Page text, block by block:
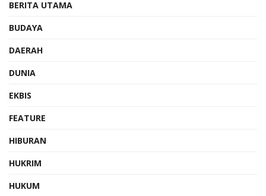
BERITA UTAMA
BUDAYA
DAERAH
DUNIA
EKBIS
FEATURE
HIBURAN
HUKRIM
HUKUM